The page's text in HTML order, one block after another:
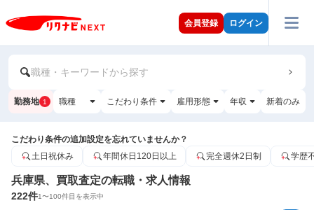
会員登録 ログイン
職種・キーワードから探す
勤務地 1 職種 こだわり条件 雇用形態 年収 新着のみ
こだわり条件の追加設定を忘れていませんか？
土日祝休み
年間休日120日以上 完全週休2日制 学歴
兵庫県、買取査定の転職・求人情報
222件1〜100件目を表示中